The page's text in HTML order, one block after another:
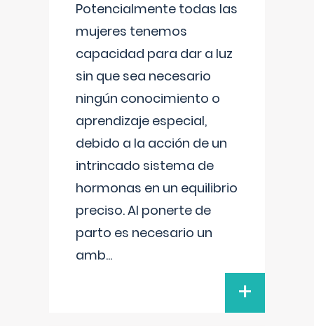
Potencialmente todas las
mujeres tenemos
capacidad para dar a luz
sin que sea necesario
ningún conocimiento o
aprendizaje especial,
debido a la acción de un
intrincado sistema de
hormonas en un equilibrio
preciso. Al ponerte de
parto es necesario un
amb...
+